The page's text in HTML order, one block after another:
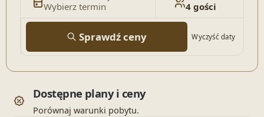
Wybierz termin 4 gości
Sprawdź ceny Wyczyść daty
Dostępne plany i ceny
Porównaj warunki pobytu.